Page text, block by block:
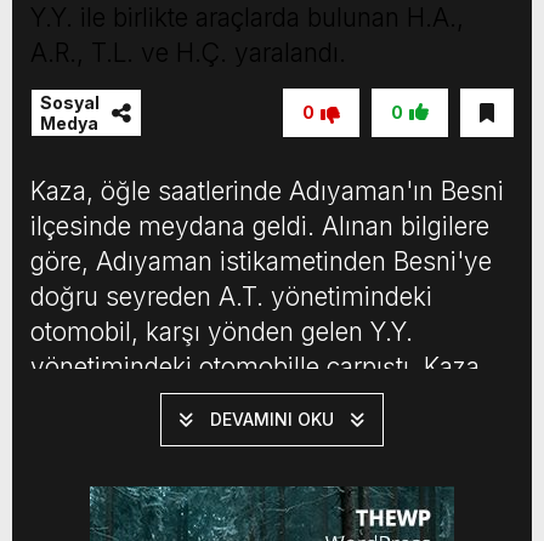
Y.Y. ile birlikte araçlarda bulunan H.A.,
A.R., T.L. ve H.Ç. yaralandı.
Sosyal
Medya
0
0
Kaza, öğle saatlerinde Adıyaman'ın Besni
ilçesinde meydana geldi. Alınan bilgilere
göre, Adıyaman istikametinden Besni'ye
doğru seyreden A.T. yönetimindeki
otomobil, karşı yönden gelen Y.Y.
yönetimindeki otomobille çarpıştı. Kaza
sonucunda otomobil sürücüleri A.T. ve
Y.Y. ile birlikte araçlarda bulunan H.A.,
DEVAMINI OKU